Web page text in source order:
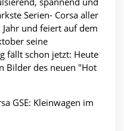
Serien- Corsa aller
und feiert auf dem
seine
fällt schon jetzt: Heute
Bilder des neuen "Hot
GSE: Kleinwagen im